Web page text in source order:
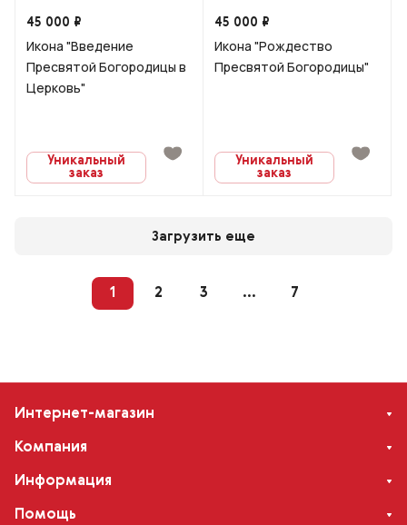
45 000 ₽
Икона "Введение
Пресвятой Богородицы в
Церковь"
Уникальный
заказ
45 000 ₽
Икона "Рождество
Пресвятой Богородицы"
Уникальный
заказ
Загрузить еще
1 2 3 ... 7
Интернет-магазин
Компания
Информация
Помощь